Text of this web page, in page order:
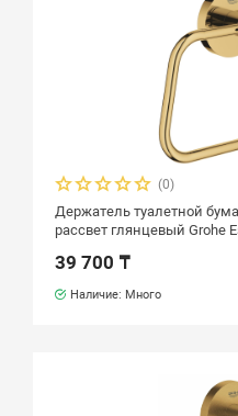
(0)
Держатель туалетной
рассвет глянцевый Grohe
39 700 ₸
Наличие: Много